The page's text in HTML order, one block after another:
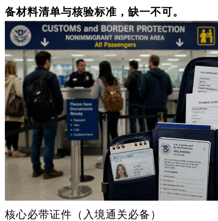
备材料清单与核验标准，缺一不可。
核心必带证件（入境通关必备）